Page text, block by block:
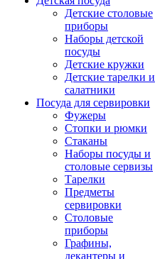
Детские столовые
приборы
Наборы детской
посуды
Детские кружки
Детские тарелки и
салатники
Посуда для сервировки
Фужеры
Стопки и рюмки
Стаканы
Наборы посуды и
столовые сервизы
Тарелки
Предметы
сервировки
Столовые
приборы
Графины,
декантеры и